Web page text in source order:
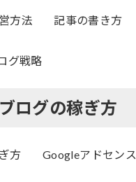
方法 記事の書き方
グ戦略
ブログの稼ぎ方
方 Googleアドセンス